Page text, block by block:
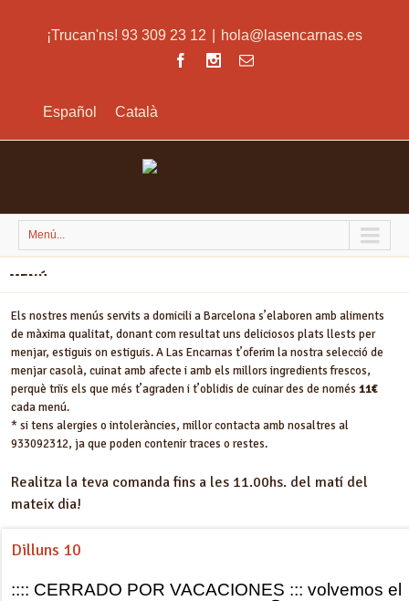
¡Trucan'ns! 93 309 23 12 hola@lasencarnas.es
Español Català
Menú...
MENÚ
Els nostres menús servits a domicili a Barcelona s’elaboren amb aliments
de màxima qualitat, donant com resultat uns deliciosos plats llests per
menjar, estiguis on estiguis. A Las Encarnas t’oferim la nostra selecció de
menjar casolà, cuinat amb afecte i amb els millors ingredients frescos,
perquè triïs els que més t’agraden i t’oblidis de cuinar des de només 11€
cada menú.
* si tens alergies o intoleràncies, millor contacta amb nosaltres al
933092312, ja que poden contenir traces o restes.
Realitza la teva comanda fins a les 11.00hs. del matí del
mateix dia!
Dilluns 10
:::: CERRADO POR VACACIONES ::: volvemos el